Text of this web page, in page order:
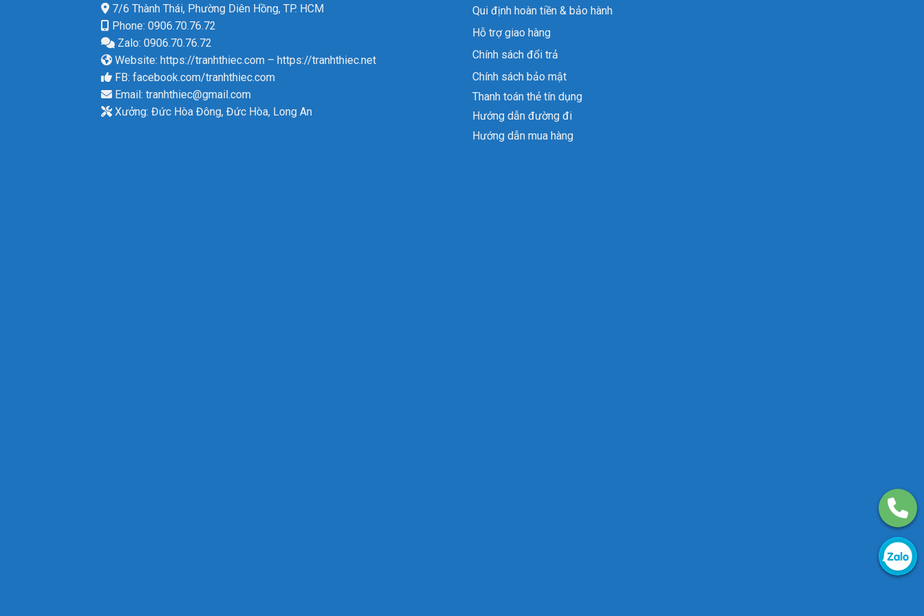
7/6 Thành Thái, Phường Diên Hồng, TP. HCM
Phone: 0906.70.76.72
Zalo: 0906.70.76.72
Website: https://tranhthiec.com – https://tranhthiec.net
FB: facebook.com/tranhthiec.com
Email: tranhthiec@gmail.com
Xưởng: Đức Hòa Đông, Đức Hòa, Long An
Qui định hoàn tiền & bảo hành
Hỗ trợ giao hàng
Chính sách đổi trả
Chính sách bảo mật
Thanh toán thẻ tín dụng
Hướng dẫn đường đi
Hướng dẫn mua hàng